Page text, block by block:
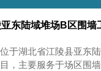
东陆域堆场B区围墙
于湖北省江陵县亚东
，主要服务于场区围